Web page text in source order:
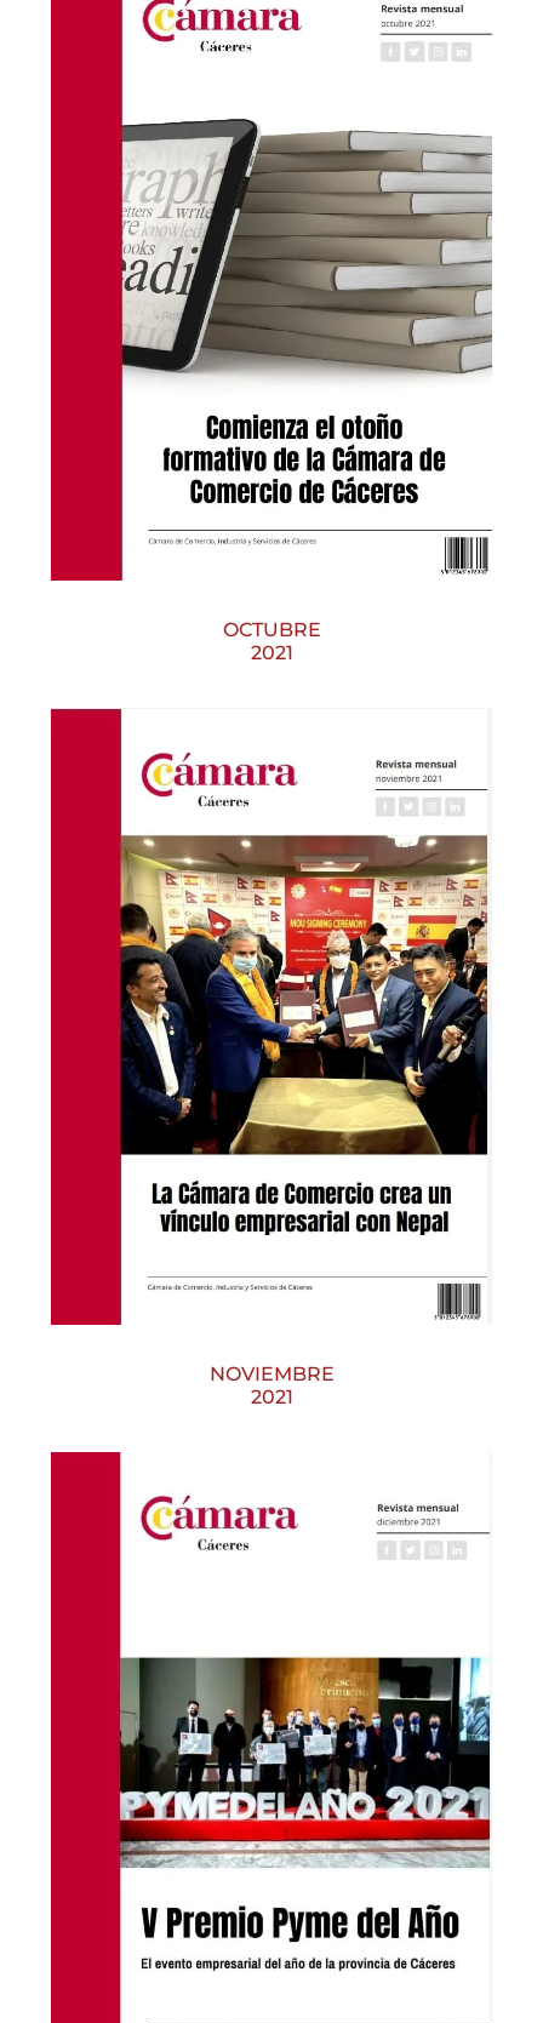
OCTUBRE
2021
NOVIEMBRE
2021